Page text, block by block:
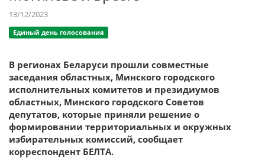
13/12/2023
Единый день голосования
В регионах Беларуси прошли совместные
заседания областных, Минского городского
исполнительных комитетов и президиумов
областных, Минского городского Советов
депутатов, которые приняли решение о
формировании территориальных и окружных
избирательных комиссий, сообщает
корреспондент БЕЛТА.